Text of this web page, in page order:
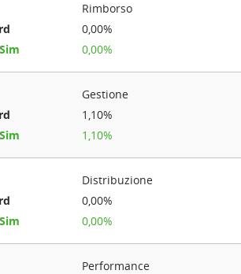
Rimborso
0,00%
0,00%
Gestione
1,10%
1,10%
Distribuzione
0,00%
0,00%
Performance